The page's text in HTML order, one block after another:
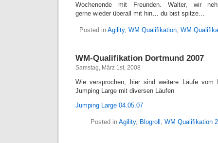
Wochenende mit Freunden. Walter, wir
gerne wieder überall mit hin… du bist spitze…
Posted in Agility, WM Qualifikation, WM
WM-Qualifikation Dortmund 2007
Samstag, März 1st, 2008
Wie versprochen, hier sind weitere Läufe vom
Jumping Large mit diversen Läufen
Jumping Large 04.05.07
Posted in Agility, Blogroll , WM Qualifikation